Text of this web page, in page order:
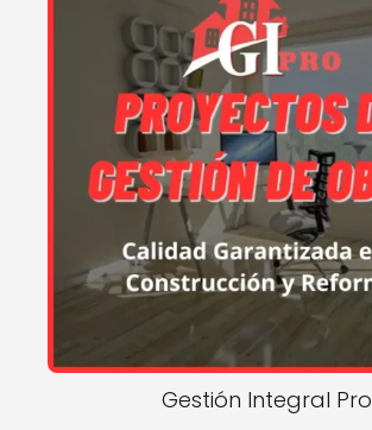
Gestión Integral Pro